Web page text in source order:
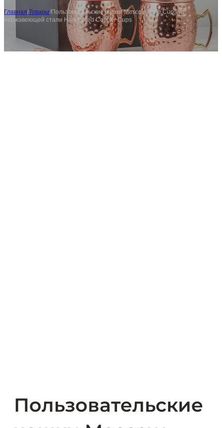
Главная/Товары/Пользовательские чашки Moscow Mule Cups из
нержавеющей стали Hammered Copper Cups
Пользовательские